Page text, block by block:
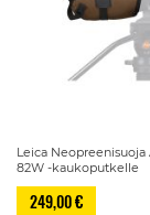
Leica Neopreenisuoja
82W -kaukoputkelle
249,00 €